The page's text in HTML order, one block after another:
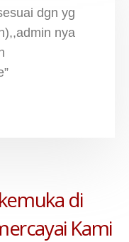
dgn yg
nya
di
Kami